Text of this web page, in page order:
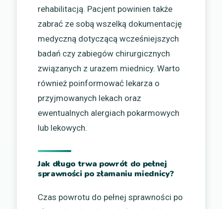
rehabilitacją. Pacjent powinien także
zabrać ze sobą wszelką dokumentację
medyczną dotyczącą wcześniejszych
badań czy zabiegów chirurgicznych
związanych z urazem miednicy. Warto
również poinformować lekarza o
przyjmowanych lekach oraz
ewentualnych alergiach pokarmowych
lub lekowych.
Jak długo trwa powrót do pełnej
sprawności po złamaniu miednicy?
Czas powrotu do pełnej sprawności po